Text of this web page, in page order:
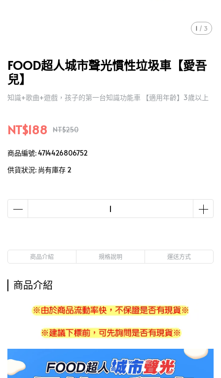
1 / 3
FOOD超人城市聲光慣性垃圾車【愛吾
兒】
知識+歌曲+遊戲，孩子的第一台知識功能車 【適用年齡】3歲以上
NT$188 NT$250
商品編號:4714426806752
供貨狀況: 尚有庫存 2
商品介紹 規格說明 運送方式
商品介紹